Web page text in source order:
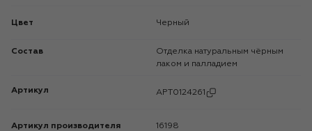
Цвет Черный
Состав
Отделка натуральным чёрным
лаком и палладием
Артикул APT0124261
Артикул производителя 16198